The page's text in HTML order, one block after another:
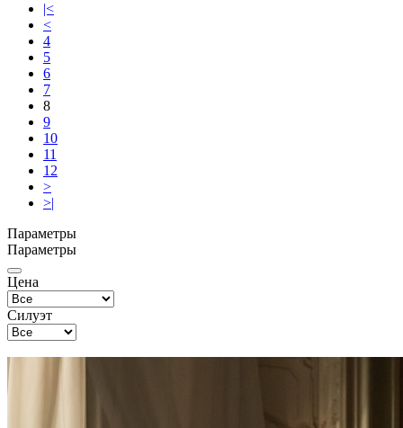
|<
<
4
5
6
7
8
9
10
11
12
>
>|
Параметры
Параметры
Цена
Силуэт